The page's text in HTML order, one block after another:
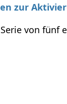
zur
von fünf